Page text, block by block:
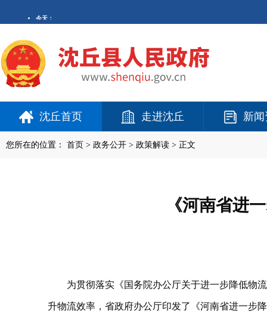
沈丘首页 走进沈丘 新
您所在的位置： 首页 > 政务公开 > 政策解读 > 正文
《河南省进
为贯彻落实《国务院办公厅关于进一步降低物流
升物流效率，省政府办公厅印发了《河南省进一步